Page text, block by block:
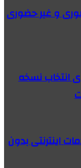
و غیر حضوری
انتخاب نسخه
اینترنتی بدون